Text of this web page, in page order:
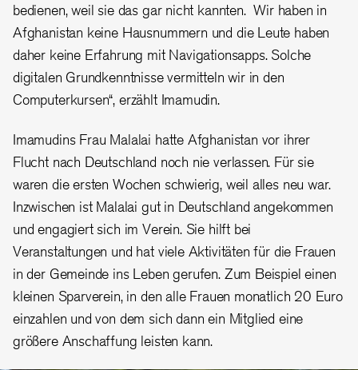
bedienen, weil sie das gar nicht kannten. Wir haben in
Afghanistan keine Hausnummern und die Leute haben
daher keine Erfahrung mit Navigationsapps. Solche
digitalen Grundkenntnisse vermitteln wir in den
Computerkursen“, erzählt Imamudin.
Imamudins Frau Malalai hatte Afghanistan vor ihrer
Flucht nach Deutschland noch nie verlassen. Für sie
waren die ersten Wochen schwierig, weil alles neu war.
Inzwischen ist Malalai gut in Deutschland angekommen
und engagiert sich im Verein. Sie hilft bei
Veranstaltungen und hat viele Aktivitäten für die Frauen
in der Gemeinde ins Leben gerufen. Zum Beispiel einen
kleinen Sparverein, in den alle Frauen monatlich 20 Euro
einzahlen und von dem sich dann ein Mitglied eine
größere Anschaffung leisten kann.